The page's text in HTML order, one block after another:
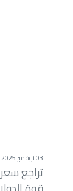
03 نوفمبر 2025
تراجع